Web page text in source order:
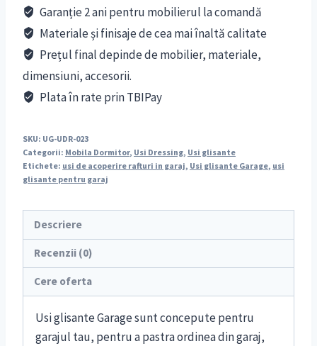
Garanție 2 ani pentru mobilierul la comandă
Materiale și finisaje de cea mai înaltă calitate
Prețul final depinde de mobilier, materiale,
dimensiuni, accesorii.
Plata în rate prin TBIPay
SKU: UG-UDR-023
Categorii: Mobila Dormitor, Usi Dressing, Usi glisante
Etichete: usi de acoperire rafturi in garaj, Usi glisante Garage, usi
glisante pentru garaj
Descriere
Recenzii (0)
Cere oferta
Usi glisante Garage sunt concepute pentru
garajul tau, pentru a pastra ordinea din garaj,